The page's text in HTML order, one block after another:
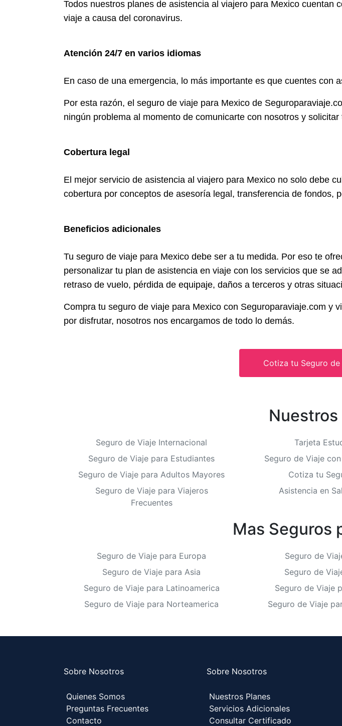
Todos nuestros planes de asistencia al viajero para Mexico
viaje a causa del coronavirus.
Atención 24/7 en varios idiomas
En caso de una emergencia, lo más importante es que cuentes con
Por esta razón, el seguro de viaje para Mexico de
ningún problema al momento de comunicarte con nosotros y
Cobertura legal
El mejor servicio de asistencia al viajero para Mexico no solo debe
cobertura por conceptos de asesoría legal, transferencia de fondos,
Beneficios adicionales
Tu seguro de viaje para Mexico debe ser a tu medida. Por eso te
personalizar tu plan de asistencia en viaje con los servicios que se
retraso de vuelo, pérdida de equipaje, daños a terceros y otras
Compra tu seguro de viaje para Mexico con Seguroparaviaje.com y
por disfrutar, nosotros nos encargamos de todo lo demás.
Cotiza tu Seguro
Seguro de Viaje Internacional
Seguro de Viaje para Estudiantes
Seguro de Viaje para Adultos Mayores
Seguro de Viaje para Viajeros
Frecuentes
Tarjeta
Seguro de Viaje
Cotiza tu
Asistencia en
Mas Seguros
Seguro de Viaje para Europa
Seguro de Viaje para Asia
Seguro de Viaje para Latinoamerica
Seguro de Viaje para Norteamerica
Seguro de
Seguro de
Seguro de Viaje
Seguro de Viaje
Sobre Nosotros
Quienes Somos
Preguntas Frecuentes
Contacto
Sobre Nosotros
Nuestros Planes
Servicios Adicionales
Consultar Certificado